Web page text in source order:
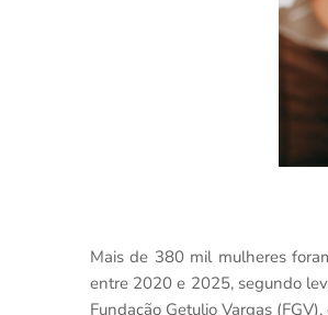
Mais de 380 mil mulheres
entre 2020 e 2025, segundo
Fundação Getulio Vargas